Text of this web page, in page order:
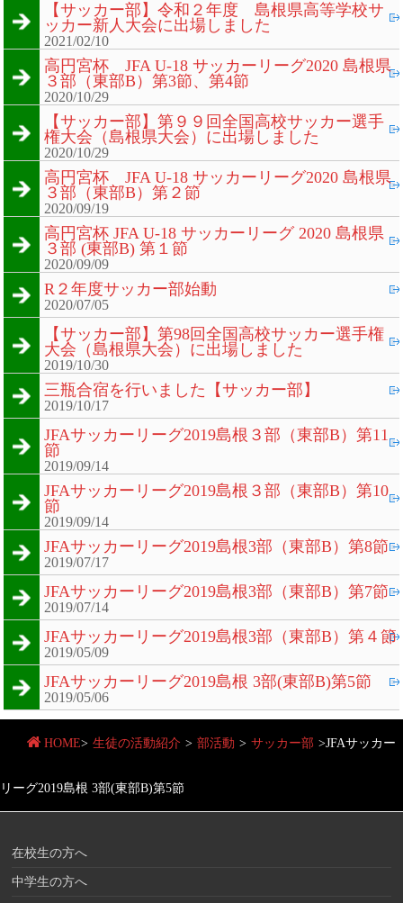
【サッカー部】令和２年度 島根県高等学校サ
ッカー新人大会に出場しました
2021/02/10
高円宮杯 JFA U-18 サッカーリーグ2020 島根県
３部（東部B）第3節、第4節
2020/10/29
【サッカー部】第９９回全国高校サッカー選手
権大会（島根県大会）に出場しました
2020/10/29
高円宮杯 JFA U-18 サッカーリーグ2020 島根県
３部（東部B）第２節
2020/09/19
高円宮杯 JFA U-18 サッカーリーグ 2020 島根県
３部 (東部B) 第１節
2020/09/09
R２年度サッカー部始動
2020/07/05
【サッカー部】第98回全国高校サッカー選手権
大会（島根県大会）に出場しました
2019/10/30
三瓶合宿を行いました【サッカー部】
2019/10/17
JFAサッカーリーグ2019島根３部（東部B）第11
節
2019/09/14
JFAサッカーリーグ2019島根３部（東部B）第10
節
2019/09/14
JFAサッカーリーグ2019島根3部（東部B）第8節
2019/07/17
JFAサッカーリーグ2019島根3部（東部B）第7節
2019/07/14
JFAサッカーリーグ2019島根3部（東部B）第４節
2019/05/09
JFAサッカーリーグ2019島根 3部(東部B)第5節
2019/05/06
HOME> 生徒の活動紹介 > 部活動 > サッカー部 >JFAサッカー
リーグ2019島根 3部(東部B)第5節
在校生の方へ
中学生の方へ